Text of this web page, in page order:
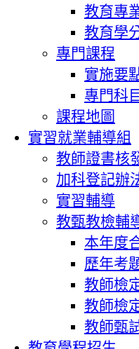
教育專
教育學
專門課程
實施要
專門科
課程地圖
實習就業輔導組
教師證書核
加科登記辦
實習輔導
教甄教檢輔
本年度
歷年考
教師檢
教師檢
教師甄